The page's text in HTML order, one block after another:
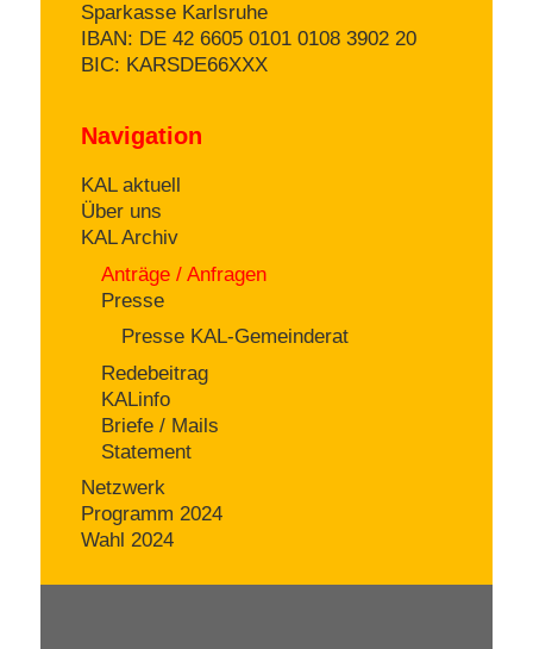
Sparkasse Karlsruhe
IBAN: DE 42 6605 0101 0108 3902 20
BIC: KARSDE66XXX
Navigation
KAL aktuell
Über uns
KAL Archiv
Anträge / Anfragen
Presse
Presse KAL-Gemeinderat
Redebeitrag
KALinfo
Briefe / Mails
Statement
Netzwerk
Programm 2024
Wahl 2024